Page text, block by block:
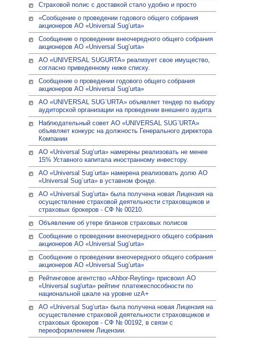
Страховой полис с доставкой стало удобно и просто
«Сообщение о проведении годового общего собрания
акционеров АО «Universal Sug’urta»
Сообщение о проведении внеочередного общего собрания
акционеров АО «Universal Sug’urta»
АО «UNIVERSAL SUGURTA» реализует свое имущество,
согласно приведенному ниже списку.
Сообщение о проведении годового общего собрания
акционеров АО «Universal Sug’urta»
АО «UNIVERSAL SUG`URTA» объявляет тендер по выбору
аудиторской организации на проведении внешнего аудита
Наблюдательный совет АО «UNIVERSAL SUG`URTA»
объявляет конкурс на должность Генерального директора
Компании
АО «Universal Sug’urta» намерены реализовать не менее
15% Уставного капитала иностранному инвестору.
АО «Universal Sug`urta» намерена реализовать долю АО
«Universal Sug`urta» в уставном фонде.
АО «Univеrsal Sug’urta» была получена новая Лицензия на
осуществление страховой деятельности страховщиков и
страховых брокеров - СФ № 00210.
Объявление об утере бланков страховых полисов
Сообщение о проведении внеочередного общего собрания
акционеров АО «Universal Sug’urta»
Сообщение о проведении внеочередного общего собрания
акционеров АО «Universal Sug’urta»
Рейтинговое агентство «Ahbor-Reyting» присвоил АО
«Universal sug'urta» рейтинг платежеспособности по
национальной шкале на уровне uzA+
АО «Univеrsal Sug’urta» была получена новая Лицензия на
осуществление страховой деятельности страховщиков и
страховых брокеров - СФ № 00192, в связи с
переоформлением Лицензии.